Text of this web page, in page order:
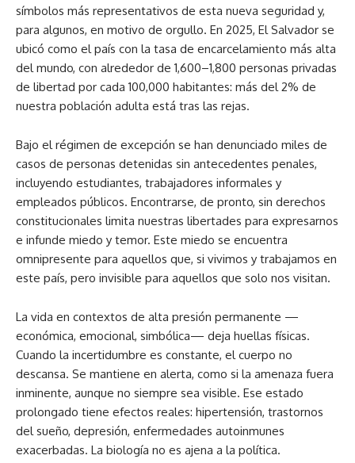
símbolos más representativos de esta nueva seguridad y,
para algunos, en motivo de orgullo. En 2025, El Salvador se
ubicó como el país con la tasa de encarcelamiento más alta
del mundo, con alrededor de 1,600–1,800 personas privadas
de libertad por cada 100,000 habitantes: más del 2% de
nuestra población adulta está tras las rejas.
Bajo el régimen de excepción se han denunciado miles de
casos de personas detenidas sin antecedentes penales,
incluyendo estudiantes, trabajadores informales y
empleados públicos. Encontrarse, de pronto, sin derechos
constitucionales limita nuestras libertades para expresarnos
e infunde miedo y temor. Este miedo se encuentra
omnipresente para aquellos que, si vivimos y trabajamos en
este país, pero invisible para aquellos que solo nos visitan.
La vida en contextos de alta presión permanente —
económica, emocional, simbólica— deja huellas físicas.
Cuando la incertidumbre es constante, el cuerpo no
descansa. Se mantiene en alerta, como si la amenaza fuera
inminente, aunque no siempre sea visible. Ese estado
prolongado tiene efectos reales: hipertensión, trastornos
del sueño, depresión, enfermedades autoinmunes
exacerbadas. La biología no es ajena a la política.